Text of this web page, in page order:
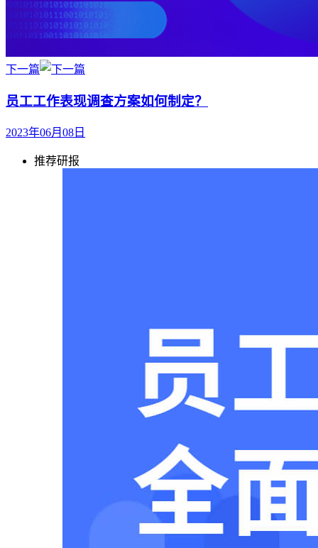
下一篇
员工工作表现调查方案如何制定？
2023年06月08日
推荐研报